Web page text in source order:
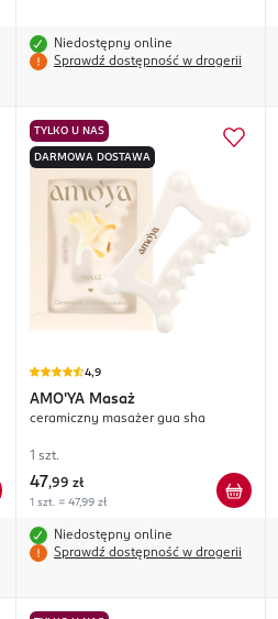
Niedostępny online
Sprawdź dostępność w drogerii
TYLKO U NAS
DARMOWA DOSTAWA
4,9
AMO'YA Masaż
ceramiczny masażer gua sha
1 szt.
47,99 zł
1 szt. = 47,99 zł
Niedostępny online
Sprawdź dostępność w drogerii